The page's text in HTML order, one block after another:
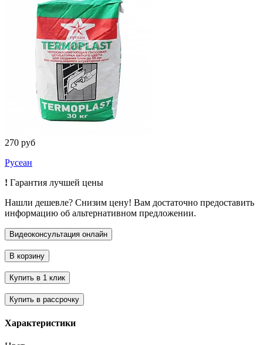
270 руб
Русеан
! Гарантия лучшей цены
Нашли дешевле? Снизим цену! Вам достаточно предоставить
информацию об альтернативном предложении.
Характеристики